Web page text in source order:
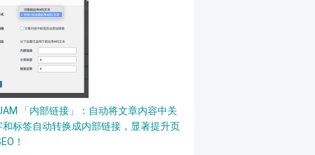
「内部链接」：自动将文章内容中关
和标签自动转换成内部链接，显著提升页
！